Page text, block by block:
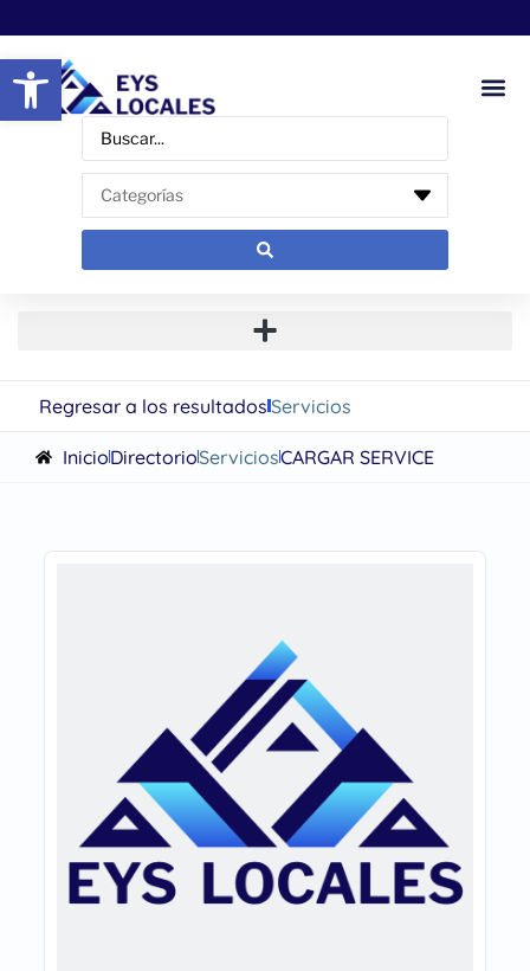
Abrir barra de herramientas
Regresar a los resultadosServicios
InicioDirectorioServiciosCARGAR SERVICE